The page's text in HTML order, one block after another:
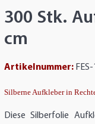
300 Stk.
cm
Artikelnummer:
Silberne Aufkleber in
Diese Silberfolie